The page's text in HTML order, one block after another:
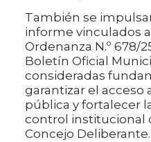
También se
informe vinculados
Ordenanza N.º 678/
Boletín Oficial
consideradas
garantizar el acceso
pública y fortalecer
control institucional
Concejo Deliberante.